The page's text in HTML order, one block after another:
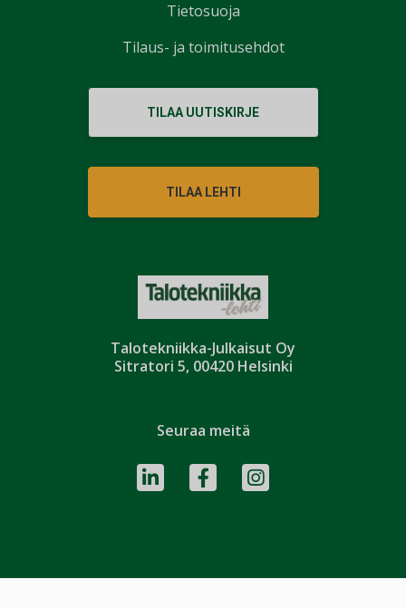
Talotekniikka-Julkaisut Oy
Sitratori 5, 00420 Helsinki
TILAA UUTISKIRJE
TILAA LEHTI
Seuraa meitä
Tietosuoja
Tilaus- ja toimitusehdot